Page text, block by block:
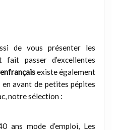
de vous présenter les
passer d’excellentes
existe également
avant de petites pépites
notre sélection :
ans mode d’emploi, Les